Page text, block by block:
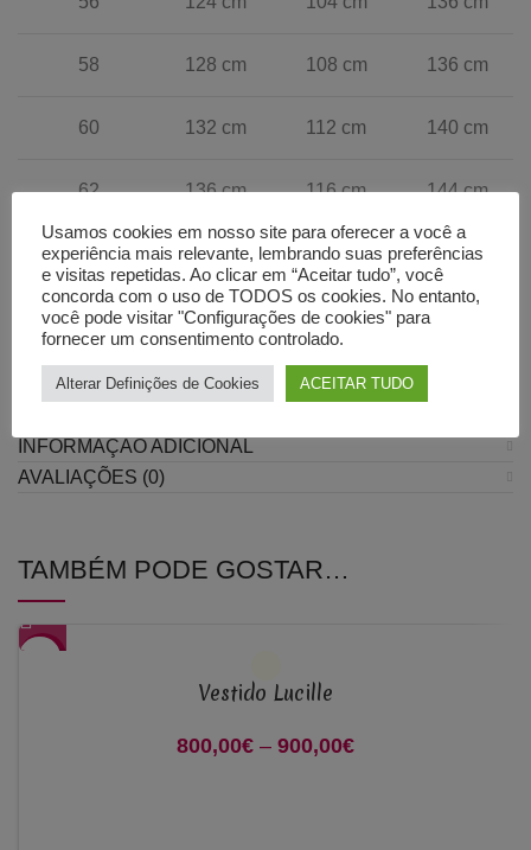
58 128 cm 108 cm 136 cm
60 132 cm 112 cm 140 cm
62 136 cm 116 cm 144 cm
Caso tenha dúvidas sobre qual o tamanho a escolher não
hesite em escrever para o chat ou para o nosso e-mail,
teremos todo o prazer em ajudá-la a escolher o tamanho
mais adequado.
INFORMAÇÃO ADICIONAL
AVALIAÇÕES (0)
TAMBÉM PODE GOSTAR…
Vestido Lucille
800,00€ – 900,00€
Usamos cookies em nosso site para oferecer a você a
experiência mais relevante, lembrando suas preferências
e visitas repetidas. Ao clicar em “Aceitar tudo”, você
concorda com o uso de TODOS os cookies. No entanto,
você pode visitar "Configurações de cookies" para
fornecer um consentimento controlado.
Alterar Definições de Cookies ACEITAR TUDO